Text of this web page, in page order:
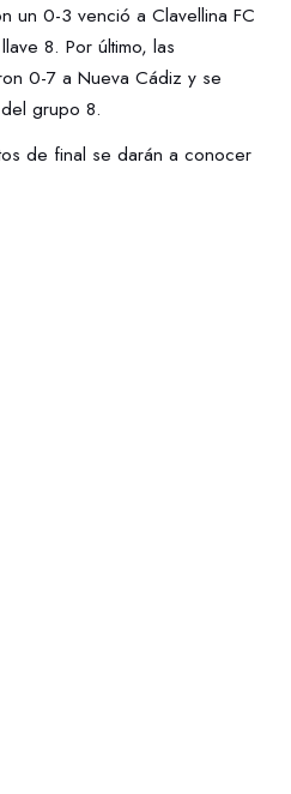
un 0-3 venció a Clavellina FC
8. Por último, las
0-7 a Nueva Cádiz y se
grupo 8.
de final se darán a conocer